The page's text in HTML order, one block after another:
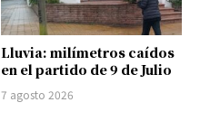
Lluvia: milímetros caídos
en el partido de 9 de Julio
7 agosto 2026